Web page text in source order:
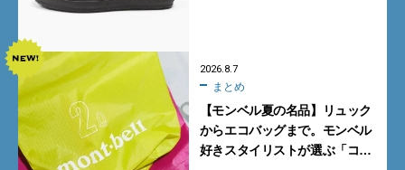
2026.8.7
まとめ
【モンベル夏の名品】リュック
からエコバッグまで。モンベル
好きスタイリストが選ぶ「コス